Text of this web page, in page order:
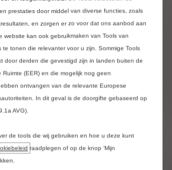
€ 29.420
€ 27.920
Meer details
prestaties door middel van diverse functies, zoals
en zorgen er zo voor dat ons aanbod aan
website kan ook gebruikmaken van Tools van
te tonen die relevanter voor u zijn. Sommige Tools
door derden die gevestigd zijn in landen buiten de
Ruimte (EER) en die mogelijk nog geen
ontvangen van de relevante Europese
In dit geval is de doorgifte gebaseerd op
AVG).
de tools die wij gebruiken en hoe u deze kunt
raadplegen of op de knop ‘Mijn